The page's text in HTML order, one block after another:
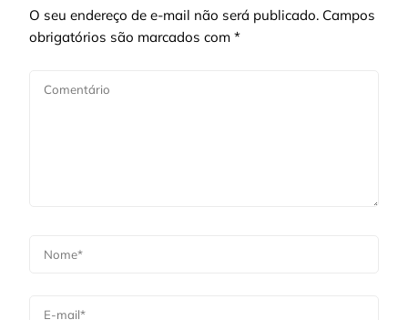
O seu endereço de e-mail não será publicado. Campos
obrigatórios são marcados com *